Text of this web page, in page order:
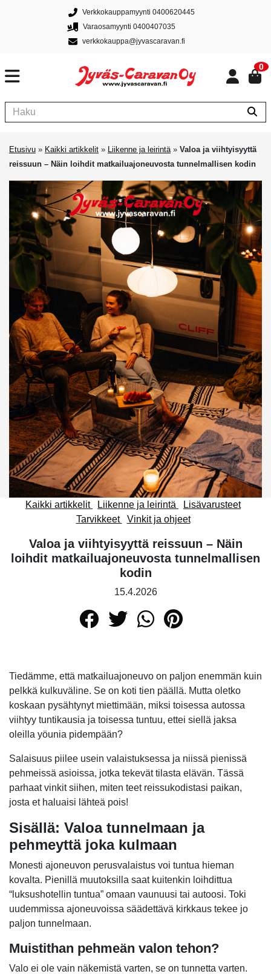
Verkkokauppamyynti 0400620445
Varaosamyynti 0400407035
verkkokauppa@jyvascaravan.fi
0
Etusivu » Kaikki artikkelit » Liikenne ja leirintä» Valoa ja viihtyisyyttä
reissuun – Näin loihdit matkailuajoneuvosta tunnelmallisen kodin
Kaikki artikkelit Liikenne ja leirintä
Lisävarusteet
Tarvikkeet
Vinkit ja ohjeet
Valoa ja viihtyisyyttä reissuun – Näin
loihdit matkailuajoneuvosta tunnelmallisen
kodin
15.4.2026
Tiedämme, että matkailuajoneuvo on paljon enemmän kuin
pelkkä kulkuväline. Se on koti tien päällä. Mutta oletko
koskaan pysähtynyt miettimään, miksi toisessa autossa
viihtyy tuntikausia ja toisessa tuntuu, ettei siellä jaksa
oleilla yöunia pidempään?
Salaisuus piilee usein valaistuksessa ja niissä pienissä
pehmeissä asioissa, jotka tekevät tilasta elävän. Tässä
parhaat vinkit siihen, miten teet reissukodistasi paikan,
josta et haluaisi lähteä pois!
Sisällä: Valoa tunnelmaan ja
pehmeyttä joka kulmaan
Monesti ajoneuvon perusvalaistus voi tuntua hieman
kovalta. Pienillä muutoksilla saat kuitenkin loihdittua
“luksushotellin tuntua” omaan vaunuusi tai autoosi. Toki
uudemmissa ajoneuvoissa säädettävä kirkkaus tekee jo
paljon tunnelmaan.
Muistithan pehmeän valon tehon?
Valo ei ole vain näkemistä varten, se on tunnetta varten.